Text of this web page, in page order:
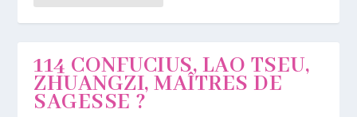
114 CONFUCIUS, LAO TSEU,
ZHUANGZI, MAÎTRES DE
SAGESSE ?